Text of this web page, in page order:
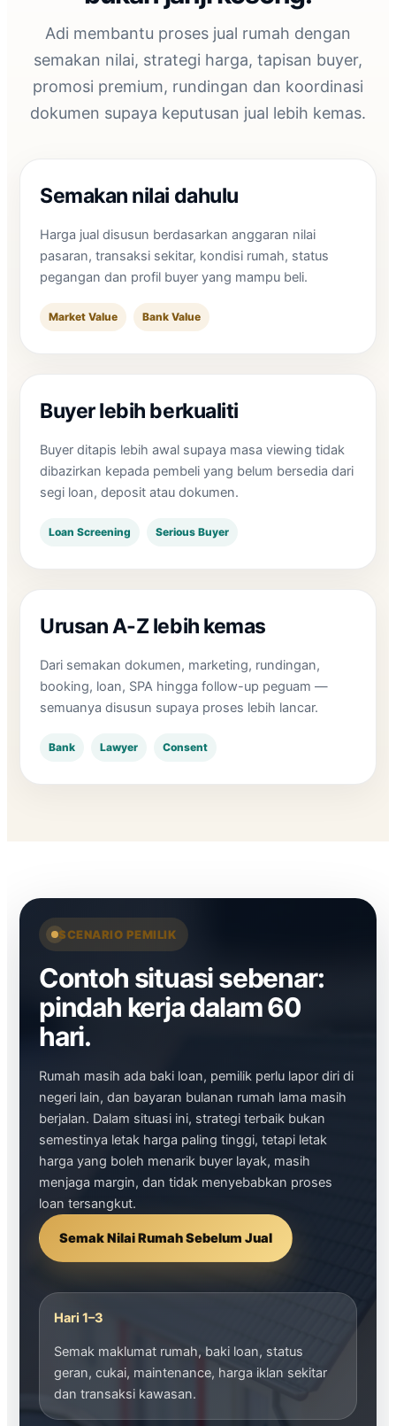
Adi membantu proses jual rumah dengan
semakan nilai, strategi harga, tapisan buyer,
promosi premium, rundingan dan koordinasi
dokumen supaya keputusan jual lebih kemas.
Semakan nilai dahulu
Harga jual disusun berdasarkan anggaran nilai
pasaran, transaksi sekitar, kondisi rumah, status
pegangan dan profil buyer yang mampu beli.
Market Value Bank Value
Buyer lebih berkualiti
Buyer ditapis lebih awal supaya masa viewing tidak
dibazirkan kepada pembeli yang belum bersedia dari
segi loan, deposit atau dokumen.
Loan Screening Serious Buyer
Urusan A-Z lebih kemas
Dari semakan dokumen, marketing, rundingan,
booking, loan, SPA hingga follow-up peguam —
semuanya disusun supaya proses lebih lancar.
Bank Lawyer Consent
SCENARIO PEMILIK
Contoh situasi sebenar:
pindah kerja dalam 60
hari.
Rumah masih ada baki loan, pemilik perlu lapor diri di
negeri lain, dan bayaran bulanan rumah lama masih
berjalan. Dalam situasi ini, strategi terbaik bukan
semestinya letak harga paling tinggi, tetapi letak
harga yang boleh menarik buyer layak, masih
menjaga margin, dan tidak menyebabkan proses
loan tersangkut.
Semak Nilai Rumah Sebelum Jual
Hari 1–3
Semak maklumat rumah, baki loan, status
geran, cukai, maintenance, harga iklan sekitar
dan transaksi kawasan.